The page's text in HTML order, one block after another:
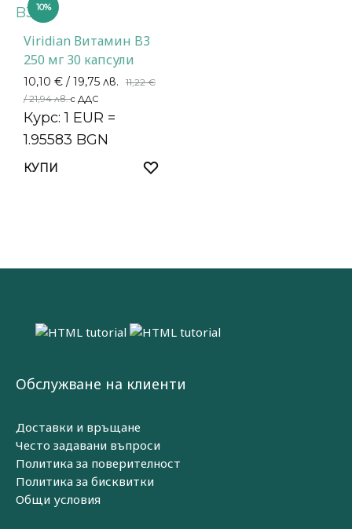
10%
Viridian Витамин B3
250 мг 30 капсули
10,10 € / 19,75 лв. 11,22€
/ 21,94 лв.с ДДС
Курс: 1 EUR =
1.95583 BGN
КУПИ
Обслужване на клиенти
Доставки и връщане
Често задавани въпроси
Политика за поверителност
Политика за бисквитки
Общи условия